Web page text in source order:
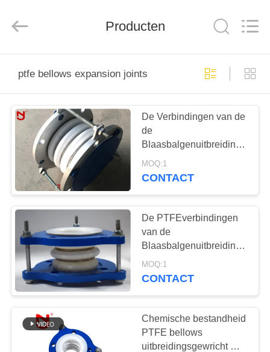
PRODUCTEN
VR-
SHOW
ONGEVEER
ONS
FABRIEKSREIS
KWALITEITSCONTROLE
CONTACTEER
Jingning
Shock
All
Reserved.
Producten
ptfe bellows expansion joints
De Verbindingen van de
de
Blaasbalgenuitbreiding
van Stok niet Ptfe Golf
met ANSI van DIN BS
MOQ:1
CONTACT
De PTFEverbindingen
van de
Blaasbalgenuitbreiding
voor Chemische Pijpen
met ANSI Geboorde
MOQ:1
CONTACT
Chemische bestandheid
PTFE bellows
uitbreidingsgewricht met